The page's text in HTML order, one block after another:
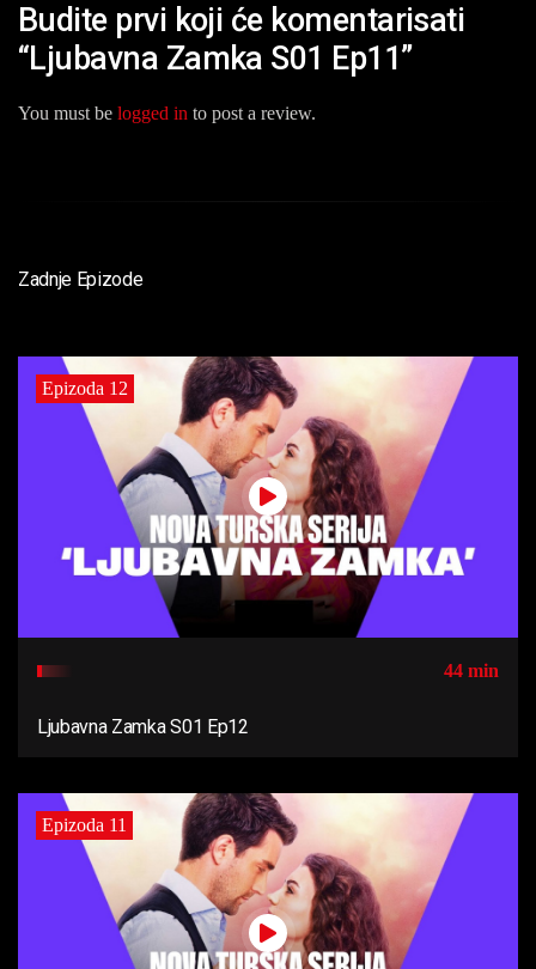
Budite prvi koji će komentarisati
“Ljubavna Zamka S01 Ep11”
You must be logged in to post a review.
Zadnje Epizode
Epizoda 12
44 min
Ljubavna Zamka S01 Ep12
Epizoda 11